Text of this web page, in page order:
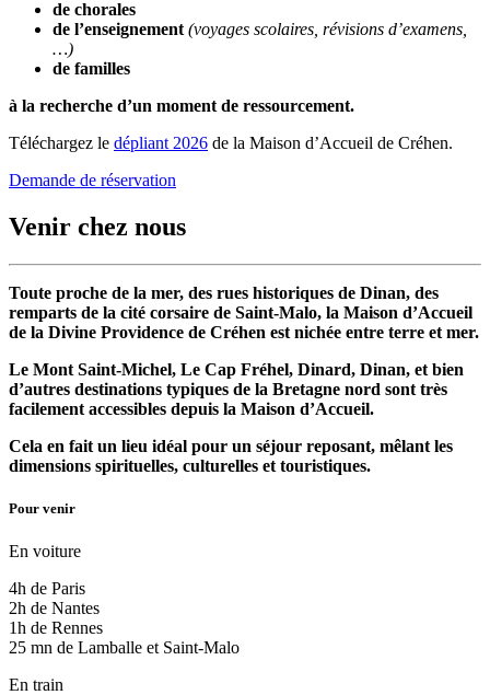
de chorales
de l’enseignement (voyages scolaires, révisions d’examens,
…)
de familles
à la recherche d’un moment de ressourcement.
Téléchargez le dépliant 2026 de la Maison d’Accueil de Créhen.
Demande de réservation
Venir chez nous
Toute proche de la mer, des rues historiques de Dinan, des
remparts de la cité corsaire de Saint-Malo, la Maison d’Accueil
de la Divine Providence de Créhen est nichée entre terre et mer.
Le Mont Saint-Michel, Le Cap Fréhel, Dinard, Dinan, et bien
d’autres destinations typiques de la Bretagne nord sont très
facilement accessibles depuis la Maison d’Accueil.
Cela en fait un lieu idéal pour un séjour reposant, mêlant les
dimensions spirituelles, culturelles et touristiques.
Pour venir
En voiture
4h de Paris
2h de Nantes
1h de Rennes
25 mn de Lamballe et Saint-Malo
En train